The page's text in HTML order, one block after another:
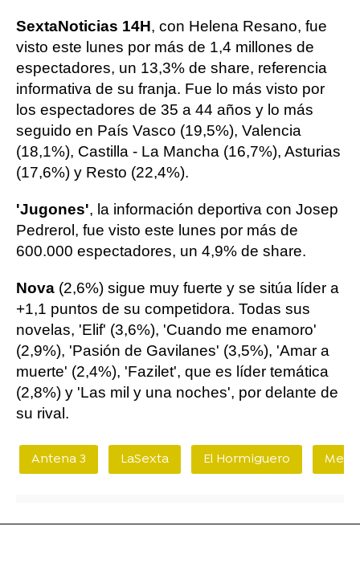
SextaNoticias 14H, con Helena Resano, fue
visto este lunes por más de 1,4 millones de
espectadores, un 13,3% de share, referencia
informativa de su franja. Fue lo más visto por
los espectadores de 35 a 44 años y lo más
seguido en País Vasco (19,5%), Valencia
(18,1%), Castilla - La Mancha (16,7%), Asturias
(17,6%) y Resto (22,4%).
'Jugones', la información deportiva con Josep
Pedrerol, fue visto este lunes por más de
600.000 espectadores, un 4,9% de share.
Nova (2,6%) sigue muy fuerte y se sitúa líder a
+1,1 puntos de su competidora. Todas sus
novelas, 'Elif' (3,6%), 'Cuando me enamoro'
(2,9%), 'Pasión de Gavilanes' (3,5%), 'Amar a
muerte' (2,4%), 'Fazilet', que es líder temática
(2,8%) y 'Las mil y una noches', por delante de
su rival.
Antena 3 LaSexta El Hormiguero Me